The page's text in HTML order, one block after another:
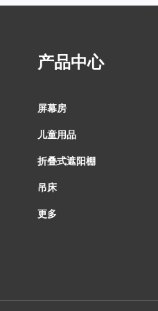
产品中心
屏幕房
儿童用品
折叠式遮阳棚
吊床
更多